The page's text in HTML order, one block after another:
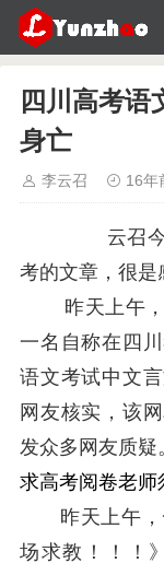
四川高考语
身亡
李云召 16年
云召今
考的文章，很是
昨天上午，
一名自称在四
语文考试中文
网友核实，该
发众多网友质疑
求高考阅卷老师
昨天上午，
场求教！！！